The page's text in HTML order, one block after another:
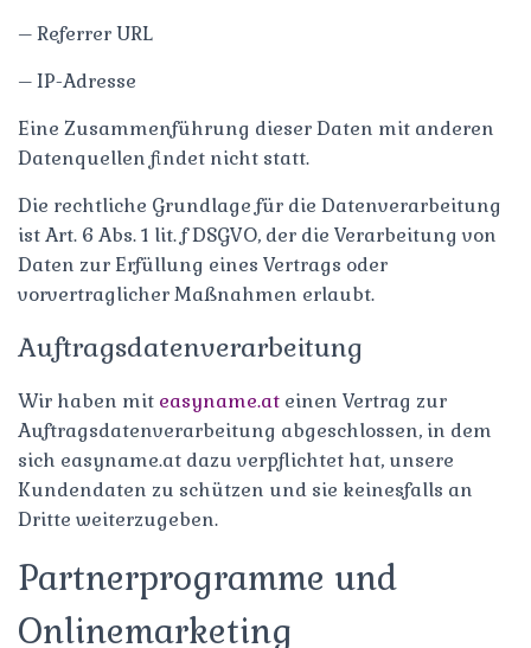
– Referrer URL
– IP-Adresse
Eine Zusammenführung dieser Daten mit anderen
Datenquellen findet nicht statt.
Die rechtliche Grundlage für die Datenverarbeitung
ist Art. 6 Abs. 1 lit. f DSGVO, der die Verarbeitung von
Daten zur Erfüllung eines Vertrags oder
vorvertraglicher Maßnahmen erlaubt.
Auftragsdatenverarbeitung
Wir haben mit easyname.at einen Vertrag zur
Auftragsdatenverarbeitung abgeschlossen, in dem
sich easyname.at dazu verpflichtet hat, unsere
Kundendaten zu schützen und sie keinesfalls an
Dritte weiterzugeben.
Partnerprogramme und
Onlinemarketing